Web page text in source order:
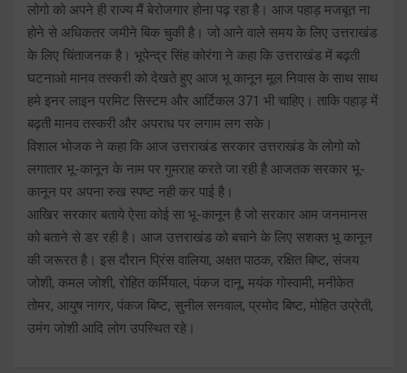
लोगो को अपने ही राज्य मैं बेरोजगार होना पढ़ रहा है। आज पहाड़ मजबूत ना
होने से अधिकतर जमीने बिक चुकी है। जो आने वाले समय के लिए उत्तराखंड
के लिए चिंताजनक है। भूपेन्द्र सिंह कोरंगा ने कहा कि उत्तराखंड में बढ़ती
घटनाओ मानव तस्करी को देखते हुए आज भू कानून मूल निवास के साथ साथ
हमे इनर लाइन परमिट सिस्टम और आर्टिकल 371 भी चाहिए। ताकि पहाड़ में
बढ़ती मानव तस्करी और अपराध पर लगाम लग सके।
विशाल भोजक ने कहा कि आज उत्तराखंड सरकार उत्तराखंड के लोगो को
लगातार भू-कानून के नाम पर गुमराह करते जा रही है आजतक सरकार भू-
कानून पर अपना रुख स्पष्ट नही कर पाई है।
आखिर सरकार बताये ऐसा कोई सा भू-कानून है जो सरकार आम जनमानस
को बताने से डर रही है। आज उत्तराखंड को बचाने के लिए सशक्त भू कानून
की जरूरत है। इस दौरान प्रिंस वालिया, अक्षत पाठक, रक्षित बिष्ट, संजय
जोशी, कमल जोशी, रोहित कर्मियाल, पंकज दानू, मयंक गोस्वामी, मनीकेत
तोमर, आयुष नागर, पंकज बिष्ट, सुनील सनवाल, प्रमोद बिष्ट, मोहित उप्रेती,
उमंग जोशी आदि लोग उपस्थित रहे।